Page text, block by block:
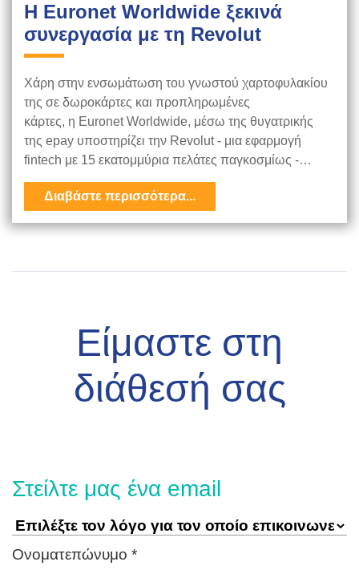
Η Euronet Worldwide ξεκινά
συνεργασία με τη Revolut
Χάρη στην ενσωμάτωση του γνωστού χαρτοφυλακίου
της σε δωροκάρτες και προπληρωμένες
κάρτες, η Euronet Worldwide, μέσω της θυγατρικής
της epay υποστηρίζει την Revolut - μια εφαρμογή
fintech με 15 εκατομμύρια πελάτες παγκοσμίως -…
Διαβάστε περισσότερα...
Είμαστε στη
διάθεσή σας
Στείλτε μας ένα email
Ονοματεπώνυμο *